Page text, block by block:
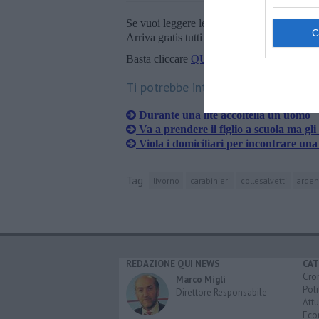
Se vuoi leggere le notizie principali della
Arriva gratis tutti i giorni alle 20:00
Basta cliccare QUI
Ti potrebbe interessare anche:
Durante una lite accoltella un uomo
Va a prendere il figlio a scuola ma gli
Viola i domiciliari per incontrare
Tag livorno carabinieri collesalvetti
REDAZIONE QUI NEWS
Marco Migli
Direttore Responsabile